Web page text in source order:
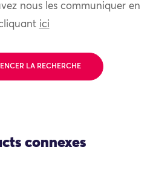
nous les communiquer en
ici
LA RECHERCHE
connexes